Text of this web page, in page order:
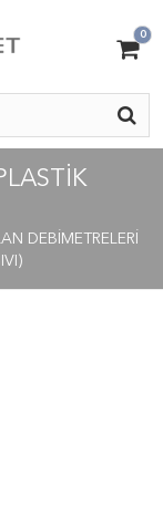
0
DEBİMETRELERİ